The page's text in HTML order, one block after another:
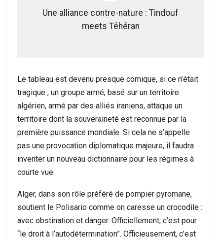
Une alliance contre-nature : Tindouf
meets Téhéran
Le tableau est devenu presque comique, si ce n’était
tragique , un groupe armé, basé sur un territoire
algérien, armé par des alliés iraniens, attaque un
territoire dont la souveraineté est reconnue par la
première puissance mondiale. Si cela ne s’appelle
pas une provocation diplomatique majeure, il faudra
inventer un nouveau dictionnaire pour les régimes à
courte vue.
Alger, dans son rôle préféré de pompier pyromane,
soutient le Polisario comme on caresse un crocodile :
avec obstination et danger. Officiellement, c’est pour
“le droit à l’autodétermination”. Officieusement, c’est